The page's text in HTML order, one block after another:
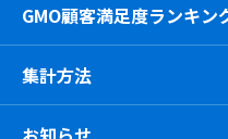
GMO顧客満足度ランキン
集計方法